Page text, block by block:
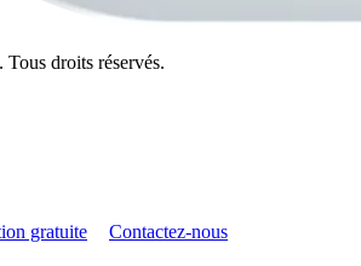
droits réservés.
gratuite
Contactez-nous